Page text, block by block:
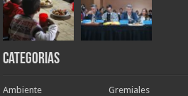
Categorias
Ambiente Gremiales